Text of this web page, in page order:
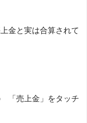
金と実は合算されて
「売上金」をタッチ